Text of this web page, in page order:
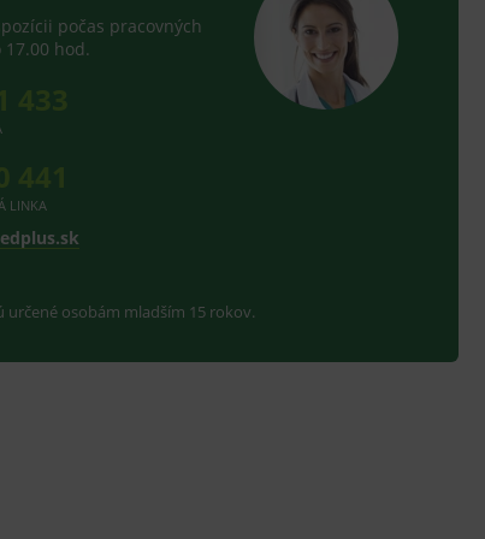
počas pracovných
hod.
LINKA
osobám mladším 15 rokov.